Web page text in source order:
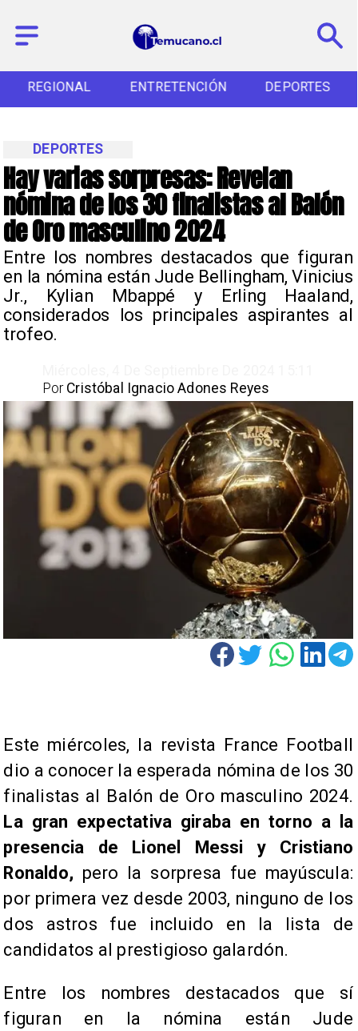
REGIONAL ENTRETENCIÓN DEPORTES
Hay varias sorpresas: Revelan
nómina de los 30 finalistas al Balón
de Oro masculino 2024
​Entre los nombres destacados que figuran
en la nómina están Jude Bellingham, Vinicius
Jr., Kylian Mbappé y Erling Haaland,
considerados los principales aspirantes al
trofeo.
DEPORTES
Cristóbal Ignacio Adones Reyes
Por
Este miércoles, la revista France Football
dio a conocer la esperada nómina de los 30
finalistas al Balón de Oro masculino 2024.
La gran expectativa giraba en torno a la
presencia de Lionel Messi y Cristiano
Ronaldo, pero la sorpresa fue mayúscula:
por primera vez desde 2003, ninguno de los
dos astros fue incluido en la lista de
candidatos al prestigioso galardón.
Entre los nombres destacados que sí
figuran en la nómina están Jude